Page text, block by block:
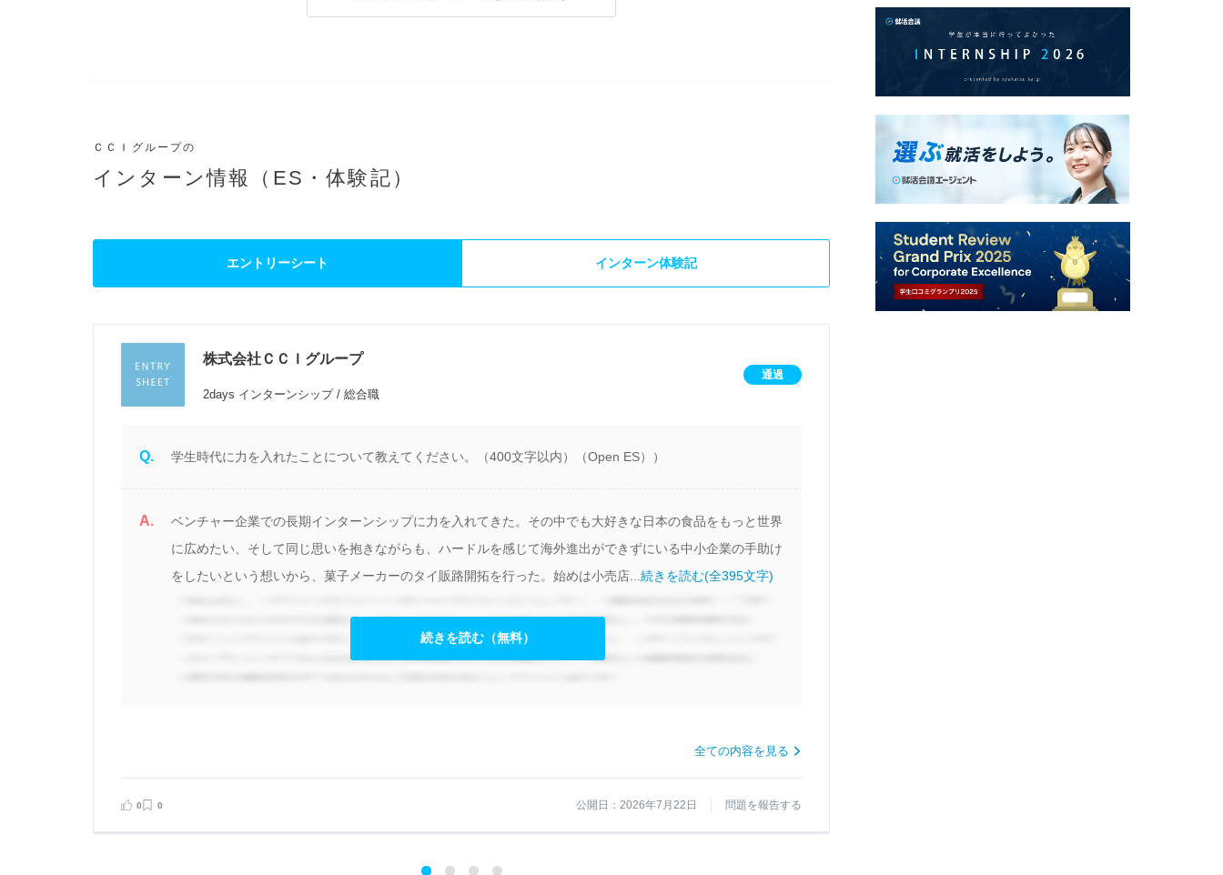
ＣＣＩグループの
インターン情報（ES・体験記）
エントリーシート インターン体験記
株式会社ＣＣＩグループ
2days インターンシップ / 総合職
通過
Q. 学生時代に力を入れたことについて教えてください。（400文字以内）（Open ES））
A.
ベンチャー企業での長期インターンシップに力を入れてきた。その中でも大好きな日本の食品をもっと世界
に広めたい、そして同じ思いを抱きながらも、ハードルを感じて海外進出ができずにいる中小企業の手助け
をしたいという想いから、菓子メーカーのタイ販路開拓を行った。始めは小売店... 続きを読む(全395文字)
続きを読む（無料）
全ての内容を見る
0 0 公開日：2026年7月22日 問題を報告する